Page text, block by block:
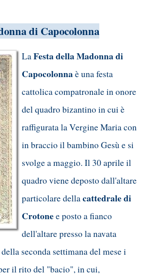
di Capocolonna
LaFesta della Madonna di
Capocolonnaè una festa
cattolica compatronale in onore
del quadro bizantino in cui è
raffigurata la Vergine Maria con
in braccio il bambino Gesù e si
svolge a maggio. Il 30 aprile il
quadro viene deposto dall'altare
particolare dellacattedrale di
Crotonee posto a fianco
dell'altare presso la navata
seconda settimana del mese i
il rito del "bacio", in cui,